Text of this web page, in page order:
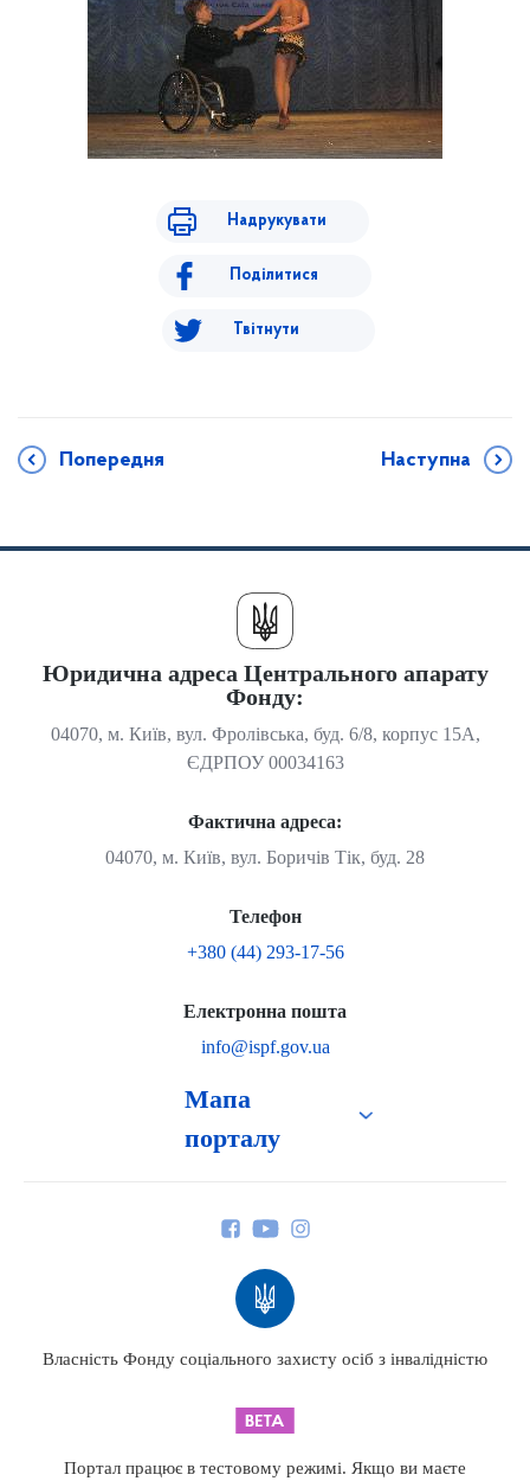
Надрукувати
Поділитися
Твітнути
Попередня Наступна
Мапа
порталу
Юридична адреса Центрального апарату
Фонду:
04070, м. Київ, вул. Фролівська, буд. 6/8, корпус 15А,
ЄДРПОУ 00034163
Фактична адреса:
04070, м. Київ, вул. Боричів Тік, буд. 28
Телефон
+380 (44) 293-17-56
Електронна пошта
info@ispf.gov.ua
Власність Фонду соціального захисту осіб з інвалідністю
Портал працює в тестовому режимі. Якщо ви маєте